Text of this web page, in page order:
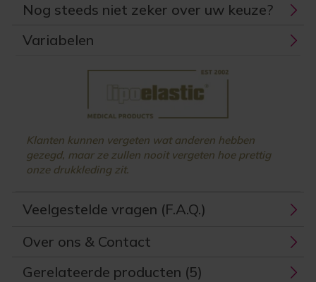
Nog steeds niet zeker over uw keuze?
Variabelen
Klanten kunnen vergeten wat anderen hebben
gezegd, maar ze zullen nooit vergeten hoe prettig
onze drukkleding zit.
Veelgestelde vragen (F.A.Q.)
Over ons & Contact
Gerelateerde producten (5)